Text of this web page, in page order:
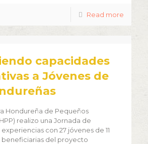
Read more
capacidades
a Jóvenes de
Hondureña de Pequeños
realizo una Jornada de
con 27 jóvenes de 11
beneficiarias del proyecto